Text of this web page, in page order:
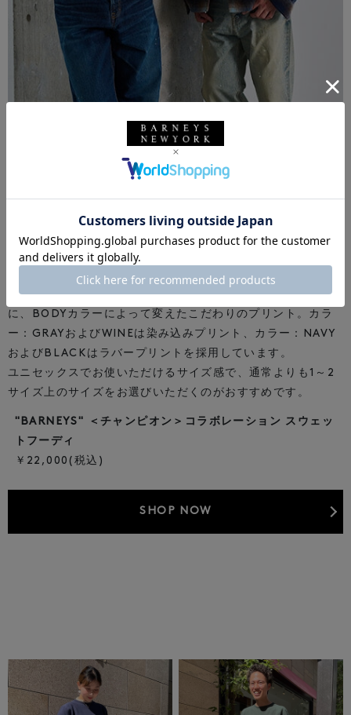
SWEAT FOODY
同ブランドを代表する「REVERSE WEAVE（R）」を用いた
ボディを使用したスウェットフーディ。
US ARMY風に配し、カレッジカラーを意識した配色で作成し
た自信作です。ロゴはヴィンテージのプリント手法を参考
に、BODYカラーによって変えたこだわりのプリント。
カラ
ー：GRAYおよびWINEは染み込みプリント、カラー：NAVY
およびBLACKはラバープリントを採用しています。
ユニセックスでお使いただけるサイズ感で、通常よりも1～2
サイズ上のサイズをお選びいただくのがおすすめです。
"BARNEYS" ＜チャンピオン＞コラボレーション スウェッ
トフーディ
￥22,000(税込)
SHOP NOW